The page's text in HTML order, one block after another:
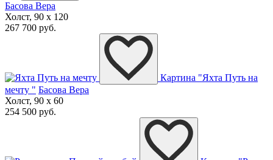
Басова Вера
Холст, 90 x 120
267 700 руб.
Картина "Яхта Путь на
мечту " Басова Вера
Холст, 90 x 60
254 500 руб.